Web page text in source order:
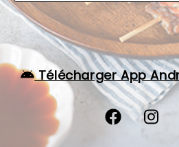
Télécharger App